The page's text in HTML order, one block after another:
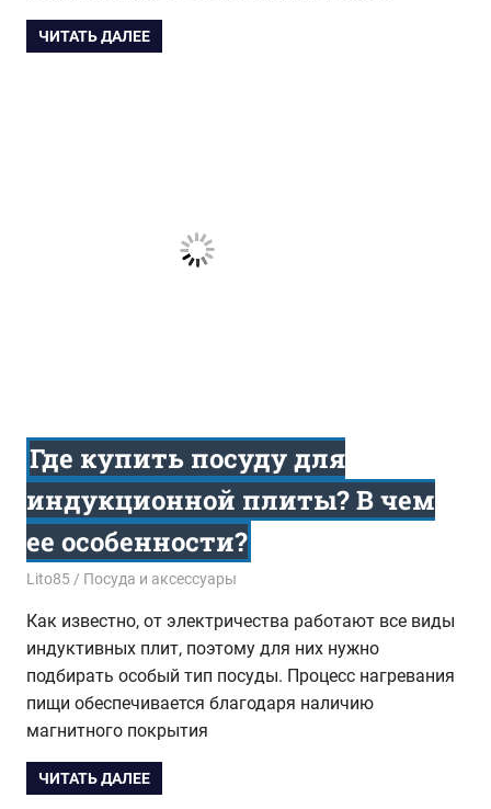
ЧИТАТЬ ДАЛЕЕ
Где купить посуду для
индукционной плиты? В чем
ее особенности?
22.04.2015
Lito85 Посуда и аксессуары
Как известно, от электричества работают все виды
индуктивных плит, поэтому для них нужно
подбирать особый тип посуды. Процесс нагревания
пищи обеспечивается благодаря наличию
магнитного покрытия
ЧИТАТЬ ДАЛЕЕ